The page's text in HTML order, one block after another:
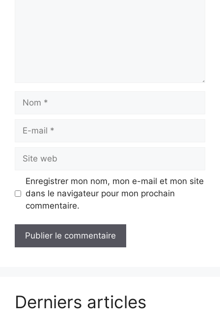
mail
web
Enregistrer mon nom, mon e-mail et mon site
dans le navigateur pour mon prochain
commentaire.
Derniers articles